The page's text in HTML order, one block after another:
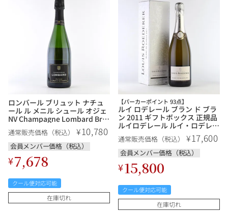
ロンバール ブリュット ナチュ
ール ル メニル シュール オジェ
NV Champagne Lombard Brut
Nature Le Mesnil sur Oger フ
ランス シャンパン シャンパー
ニュ
通常販売価格（税込） ¥10,780
会員メンバー価格（税込）
¥7,678
クール便対応可能
在庫切れ
【パーカーポイント 93点】
ルイ ロデレール ブラン ド ブラ
ン 2011 ギフトボックス 正規品
ルイロデレール ルイ・ロデレー
ル ブランドブラン Louis
Roederer Blanc de Blancs フ
ランス シャンパン シャンパー
ニュ
通常販売価格（税込） ¥17,600
会員メンバー価格（税込）
¥15,800
クール便対応可能
在庫切れ